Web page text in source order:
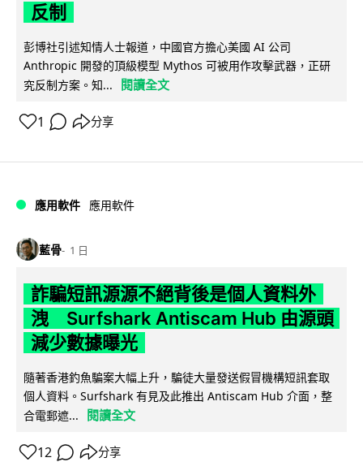
反制
彭博社引述知情人士報道，中國官方擔心美國 AI 公司
Anthropic 開發的頂級模型 Mythos 可被用作攻擊武器，正研
究反制方案。知...
閱讀全文
1 分享
應用軟件 應用軟件
藍骨 1 日
詐騙短訊源源不絕背後是個人資料外
洩 Surfshark Antiscam Hub 由源頭
減少數據曝光
隨著香港釣魚騙案大幅上升，騙徒大量發送假冒機構短訊套取
個人資料。Surfshark 有見及此推出 Antiscam Hub 介面，整
合電郵遮...
閱讀全文
12 分享